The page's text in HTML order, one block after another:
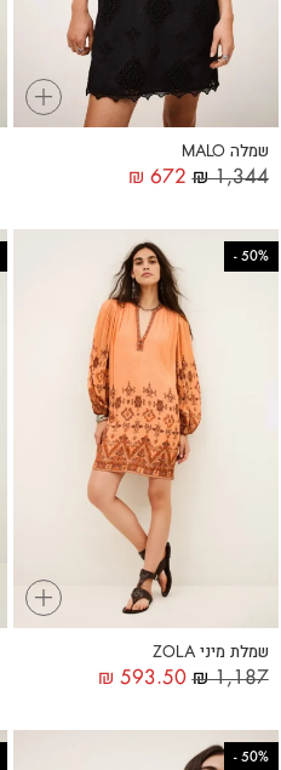
+
שמלה MALO
₪1,344
₪ 672
+
50%
-
שמלת מיני ZOLA
₪1,187
₪ 593.50
50%
-